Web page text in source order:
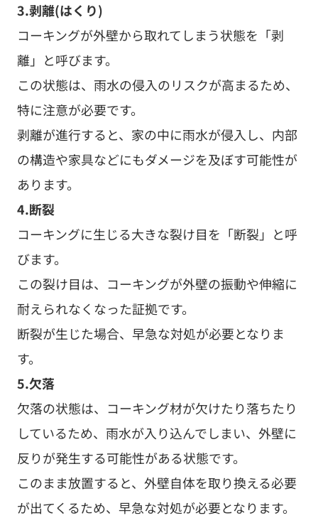
3.剥離(はくり)
コーキングが外壁から取れてしまう状態を「剥
離」と呼びます。
この状態は、雨水の侵入のリスクが高まるため、
特に注意が必要です。
剥離が進行すると、家の中に雨水が侵入し、内部
の構造や家具などにもダメージを及ぼす可能性が
あります。
4.断裂
コーキングに生じる大きな裂け目を「断裂」と呼
びます。
この裂け目は、コーキングが外壁の振動や伸縮に
耐えられなくなった証拠です。
断裂が生じた場合、早急な対処が必要となりま
す。
5.欠落
欠落の状態は、コーキング材が欠けたり落ちたり
しているため、雨水が入り込んでしまい、外壁に
反りが発生する可能性がある状態です。
このまま放置すると、外壁自体を取り換える必要
が出てくるため、早急な対処が必要となります。